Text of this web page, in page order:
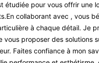
étudiée pour vous offrir une
collaborant avec , vous
à chaque détail. Je
proposer des solutions
Faites confiance à mon